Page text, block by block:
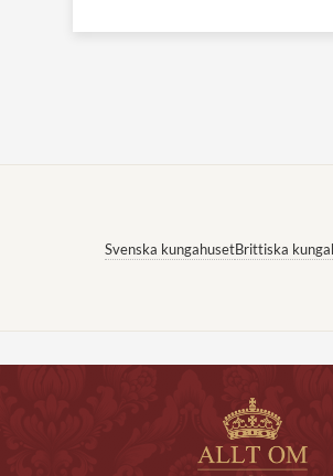
Svenska kungahusetBrittiska